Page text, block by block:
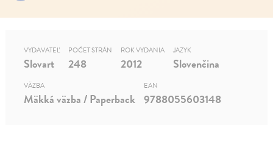
VYDAVATEĽ
Slovart
POČET STRÁN
248
ROK VYDANIA
2012
JAZYK
Slovenčina
VÄZBA
Mäkká väzba / Paperback
EAN
9788055603148